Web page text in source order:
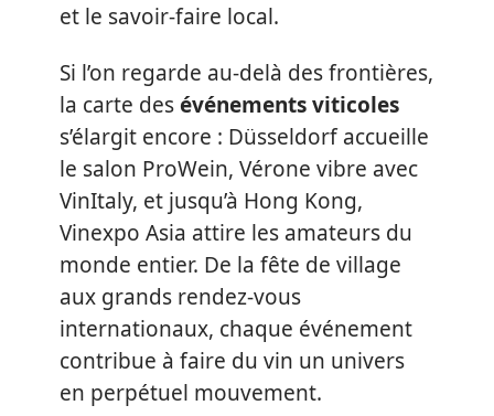
et le savoir-faire local.
Si l’on regarde au-delà des frontières,
la carte desévénements viticoles
s’élargit encore : Düsseldorf accueille
le salon ProWein, Vérone vibre avec
VinItaly, et jusqu’à Hong Kong,
Vinexpo Asia attire les amateurs du
monde entier. De la fête de village
aux grands rendez-vous
internationaux, chaque événement
contribue à faire du vin un univers
en perpétuel mouvement.